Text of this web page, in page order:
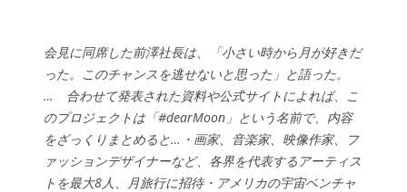
会見に同席した前澤社長は、「小さい時から月が好きだ
った。このチャンスを逃せないと思った」と語った。
… 合わせて発表された資料や公式サイトによれば、こ
のプロジェクトは「#dearMoon」という名前で、内容
をざっくりまとめると…・画家、音楽家、映像作家、フ
ァッションデザイナーなど、各界を代表するアーティス
トを最大8人、月旅行に招待・アメリカの宇宙ベンチャ